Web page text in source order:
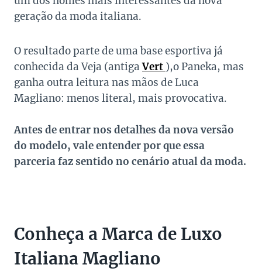
geração da moda italiana.
O resultado parte de uma base esportiva já
conhecida da Veja (antigaVert ),o Paneka, mas
ganha outra leitura nas mãos de Luca
Magliano: menos literal, mais provocativa.
Antes de entrar nos detalhes da nova versão
do modelo, vale entender por que essa
parceria faz sentido no cenário atual da moda.
Conheça a Marca de Luxo
Italiana Magliano